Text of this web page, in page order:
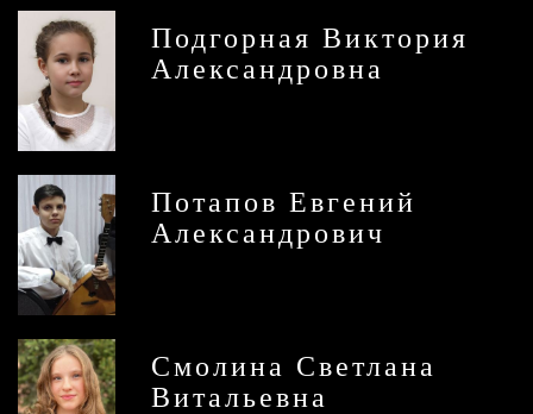
Подгорная Виктория
Александровна
Потапов Евгений
Александрович
Смолина Светлана
Витальевна